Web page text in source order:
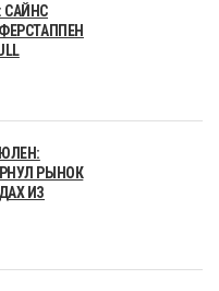
САЙНС
РЫНОК
ИЗ